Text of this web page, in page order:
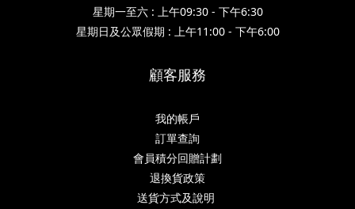
星期一至六 : 上午09:30 - 下午6:30
星期日及公眾假期 : 上午11:00 - 下午6:00
顧客服務
我的帳戶
訂單查詢
會員積分回贈計劃
退換貨政策
送貨方式及說明